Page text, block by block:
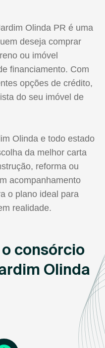
Olinda PR é uma
deseja comprar
ou imóvel
financiamento. Com
opções de crédito,
do seu imóvel de
Olinda e todo estado
da melhor carta
reforma ou
acompanhamento
o plano ideal para
realidade.
consórcio
Olinda